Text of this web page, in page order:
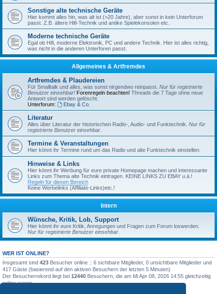
Sonstige alte technische Geräte
Hier kommt alles hin, was alt ist (>20 Jahre), aber sonst in kein Unterforum
passt. Z.B. ältere Hifi-Technik und antike Spielekonsolen etc.
Moderne technische Geräte
Egal ob Hifi, moderne Elektronik, PC und andere Technik. Hier ist alles richtig,
was nicht in die anderen Unterforen passt.
Allgemeines & Artfremdes
Artfremdes & Plaudereien
Für Smalltalk und alles, was sonst nirgendwo reinpasst. Nur für registrierte
Benutzer einsehbar! Forenregeln beachten! Threads die 7 Tage ohne neue
Antwort sind werden gelöscht.
Unterforum:
Ebay & Co.
Literatur
Alles über Literatur der historischen Radio-, Audio- und Funktechnik. Nur für
registrierte Benutzer einsehbar.
Termine & Veranstaltungen
Hier könnt ihr Termine rund um das Radio und alte Funktechnik einstellen.
Hinweise & Links
Hier könnt ihr Werbung für eure private Homepage machen und interessante
Links zum Thema alte Technik eintragen. KEINE LINKS ZU EBAY u.ä.!
Regeln für diesen Bereich
Keine Werbelinks (Affiliate-Links)etc.!
Intern
Wünsche, Kritik, Lob, Support
Hier könnt ihr eure Kritik, Anregungen und Fragen zum Forum loswerden.
Nur für registrierte Benutzer einsehbar.
WER IST ONLINE?
Insgesamt sind 423 Besucher online :: 6 sichtbare Mitglieder, 0 unsichtbare Mitglieder und
417 Gäste (basierend auf den aktiven Besuchern der letzten 5 Minuten)
Der Besucherrekord liegt bei 12440 Besuchern, die am Mi Apr 08, 2026 14:55 gleichzeitig
online waren.